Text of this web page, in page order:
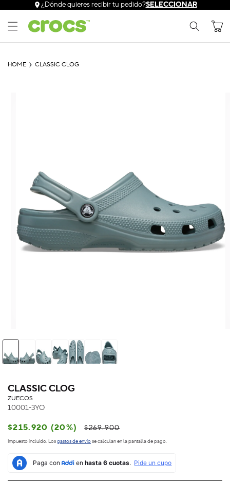
directamente
al contenido
¿Dónde quieres recibir tu pedido?SELECCIONAR
Carrito
HOME CLASSIC CLOG
CLASSIC CLOG
ZUECOS
10001-3YO
Precio
habitual
$269.900
Precio
de
$215.920 (20%)
Impuesto incluido. Losgastos de envíose calculan en la pantalla de pago.